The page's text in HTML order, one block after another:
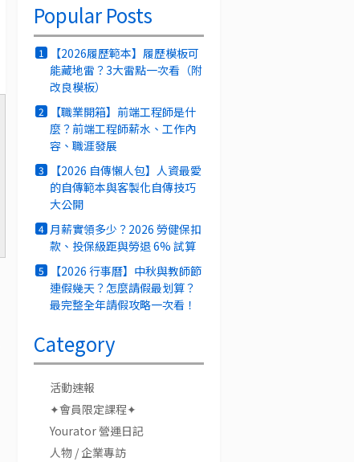
Popular Posts
1
【2026履歷範本】履歷模板可
能藏地雷？3大雷點一次看（附
改良模板）
2
【職業開箱】前端工程師是什
麼？前端工程師薪水、工作內
容、職涯發展
3
【2026 自傳懶人包】人資最愛
的自傳範本與客製化自傳技巧
大公開
4 月薪實領多少？2026 勞健保扣
款、投保級距與勞退 6% 試算
5
【2026 行事曆】中秋與教師節
連假幾天？怎麼請假最划算？
最完整全年請假攻略一次看！
Category
活動速報
✦會員限定課程✦
Yourator 營運日記
人物 / 企業專訪